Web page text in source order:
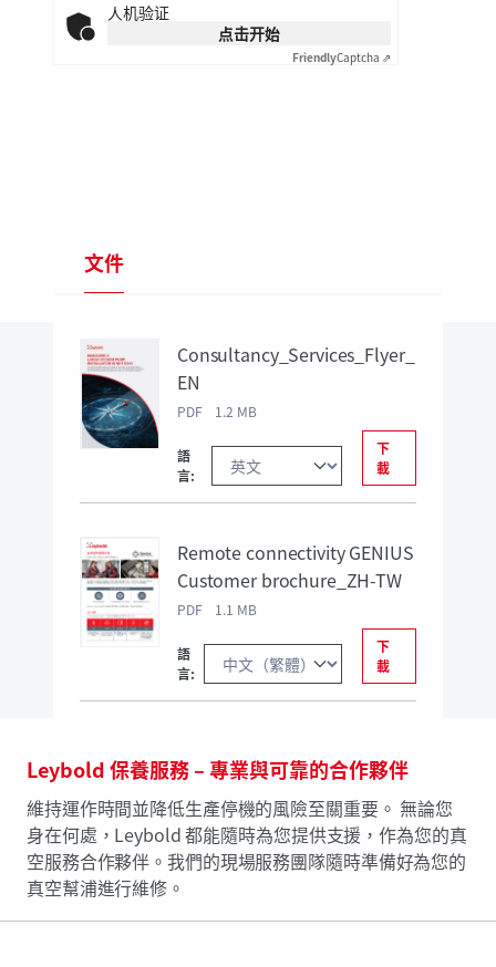
人机验证
点击开始
FriendlyCaptcha ⇗
文件
Consultancy_Services_Flyer_
EN
PDF 1.2 MB
語
言:
下
載
Remote connectivity GENIUS
Customer brochure_ZH-TW
PDF 1.1 MB
語
言:
下
載
Leybold 保養服務 – 專業與可靠的合作夥伴
維持運作時間並降低生產停機的風險至關重要。 無論您
身在何處，Leybold 都能隨時為您提供支援，作為您的真
空服務合作夥伴。我們的現場服務團隊隨時準備好為您的
真空幫浦進行維修。